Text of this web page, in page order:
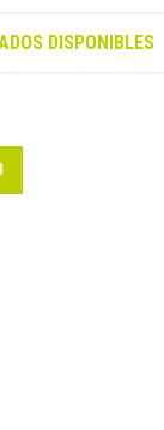
DISPONIBLES